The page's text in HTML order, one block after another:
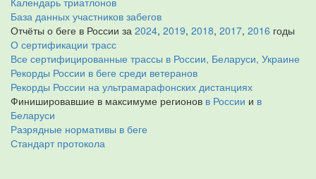
База данных участников забегов
Отчёты о беге в России за 2024, 2019, 2018, 2017, 2016 годы
О сертификации трасс
Все сертифицированные трассы в России, Беларуси, Украине
Рекорды России в беге среди ветеранов
Рекорды России на ультрамарафонских дистанциях
Финишировавшие в максимуме регионов в России и в
Беларуси
Разрядные нормативы в беге
Стандарт протокола